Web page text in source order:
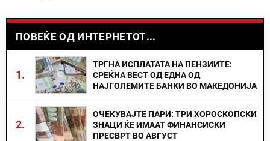
ПОВЕЌЕ ОД ИНТЕРНЕТОТ...
1.
ТРГНА ИСПЛАТАТА НА ПЕНЗИИТЕ:
СРЕЌНА ВЕСТ ОД ЕДНА ОД
НАЈГОЛЕМИТЕ БАНКИ ВО МАКЕДОНИЈА
2.
ОЧЕКУВАЈТЕ ПАРИ: ТРИ ХОРОСКОПСКИ
ЗНАЦИ ЌЕ ИМААТ ФИНАНСИСКИ
ПРЕСВРТ ВО АВГУСТ